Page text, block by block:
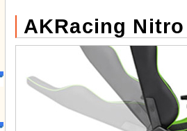
AKRacing Nitro